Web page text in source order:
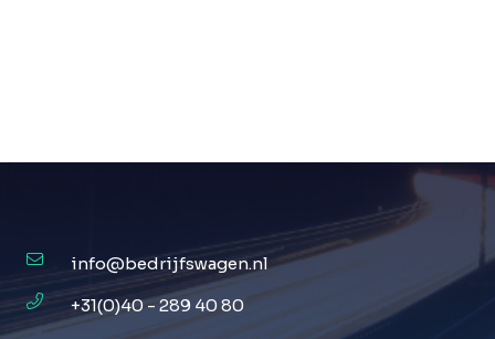
info@bedrijfswagen.nl
+31(0)40 - 289 40 80